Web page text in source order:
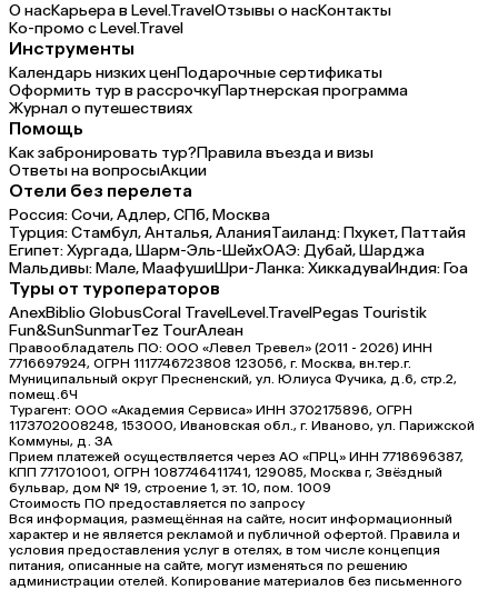
О насКарьера в Level.TravelОтзывы о насКонтакты
Ко-промо с Level.Travel
Инструменты
Календарь низких ценПодарочные сертификаты
Оформить тур в рассрочкуПартнерская программа
Журнал о путешествиях
Помощь
Как забронировать тур?Правила въезда и визы
Ответы на вопросыАкции
Отели без перелета
Россия:Сочи,Адлер,СПб,Москва
Турция:Стамбул,Анталья,АланияТаиланд:Пхукет,Паттайя
Египет:Хургада,Шарм-Эль-ШейхОАЭ:Дубай,Шарджа
Мальдивы:Мале,МаафушиШри-Ланка:ХиккадуваИндия:Гоа
Туры от туроператоров
AnexBiblio GlobusCoral TravelLevel.TravelPegas Touristik
Fun&SunSunmarTez TourАлеан
Правообладатель ПО: ООО «Левел Тревел» (2011 - 2026) ИНН
7716697924, ОГРН 1117746723808 123056, г. Москва, вн.тер.г.
Муниципальный округ Пресненский, ул. Юлиуса Фучика, д.6, стр.2,
помещ.6Ч
Турагент: ООО «Академия Сервиса» ИНН 3702175896, ОГРН
1173702008248, 153000, Ивановская обл., г. Иваново, ул. Парижской
Коммуны, д. ЗА
Прием платежей осуществляется через АО «ПРЦ» ИНН 7718696387,
КПП 771701001, ОГРН 1087746411741, 129085, Москва г, Звёздный
бульвар, дом № 19, строение 1, эт. 10, пом. 1009
Стоимость ПО предоставляется по запросу
Вся информация, размещённая на сайте, носит информационный
характер и не является рекламой и публичной офертой. Правила и
условия предоставления услуг в отелях, в том числе концепция
питания, описанные на сайте, могут изменяться по решению
администрации отелей. Копирование материалов без письменного